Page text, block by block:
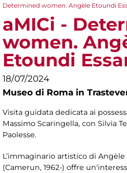
You are here
Determined women. Angèle Etoundi
aMICi -
women.
Etoundi
18/07/2024
Museo di Roma in
Visita guidata dedicata ai
Massimo Scaringella, con Silvia
Paolesse.
L’immaginario artistico di
(Camerun, 1962-) offre